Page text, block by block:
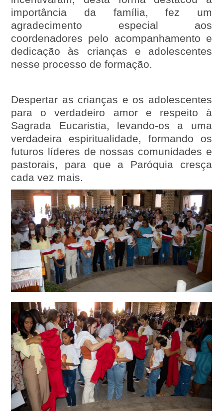
importância da família, fez um
agradecimento especial aos
coordenadores pelo acompanhamento e
dedicação às crianças e adolescentes
nesse processo de formação.
Despertar as crianças e os adolescentes
para o verdadeiro amor e respeito à
Sagrada Eucaristia, levando-os a uma
verdadeira espiritualidade, formando os
futuros líderes de nossas comunidades e
pastorais, para que a Paróquia cresça
cada vez mais.